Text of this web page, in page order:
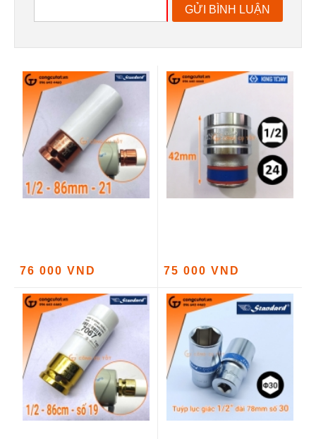
GỬI BÌNH LUẬN
76 000 VND 75 000 VND